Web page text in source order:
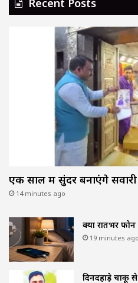
Recent Posts
एक साल में सुंदर बनाएंगे सवारी
14 minutes ago
क्या रातभर फोन
19 minutes ago
दिनदहाड़े चाकू